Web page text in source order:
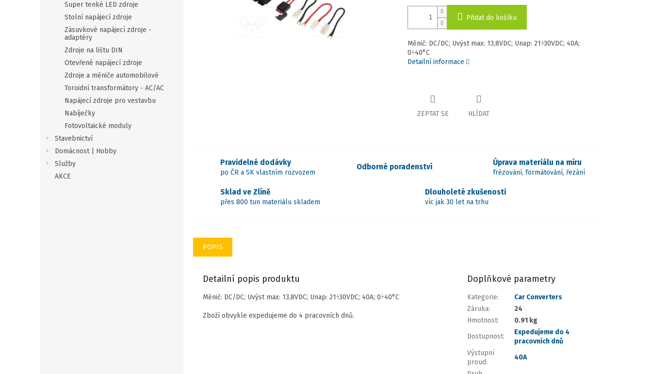
Super tenké LED zdroje
Stolní napájecí zdroje
Zásuvkové napájecí zdroje -
adaptéry
Zdroje na lištu DIN
Otevřené napájecí zdroje
Zdroje a měniče automobilové
Toroidní transformátory - AC/AC
Napájecí zdroje pro vestavbu
Nabíječky
Fotovoltaické moduly
Stavebnictví
Domácnost | Hobby
Služby
AKCE
Přidat do košíku
Měnič: DC/DC; Uvýst max: 13,8VDC; Unap: 21÷30VDC; 40A;
0÷40°C
Detailní informace
ZEPTAT SE HLÍDAT
Pravidelné dodávky
po ČR a SK vlastním rozvozem
Odborné poradenství
Úprava materiálu na míru
frézování, formátování, řezání
Sklad ve Zlíně
přes 800 tun materiálu skladem
Dlouholeté zkušenosti
víc jak 30 let na trhu
POPIS
Detailní popis produktu
Měnič: DC/DC; Uvýst max: 13,8VDC; Unap: 21÷30VDC; 40A; 0÷40°C
Zboží obvykle expedujeme do 4 pracovních dnů.
Doplňkové parametry
Kategorie:
Car Converters
Záruka:
24
Hmotnost:
0.91 kg
Dostupnost:
Expedujeme do 4
pracovních dnů
Výstupní
proud:
40A